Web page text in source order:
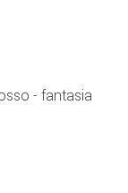
- fantasia